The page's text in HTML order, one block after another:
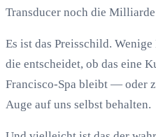
Transducer noch die
Es ist das Preisschild.
die entscheidet, ob das eine
Francisco-Spa bleibt — oder
Auge auf uns selbst behalten.